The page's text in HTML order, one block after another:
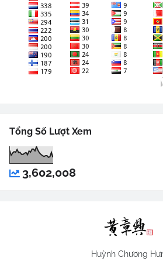
Tổng Số Lượt Xem
3,602,008
Huỳnh Chương